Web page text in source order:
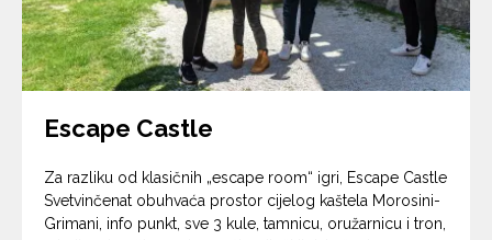
Escape Castle
Za razliku od klasičnih „escape room“ igri, Escape Castle
Svetvinčenat obuhvaća prostor cijelog kaštela Morosini-
Grimani, info punkt, sve 3 kule, tamnicu, oružarnicu i tron,